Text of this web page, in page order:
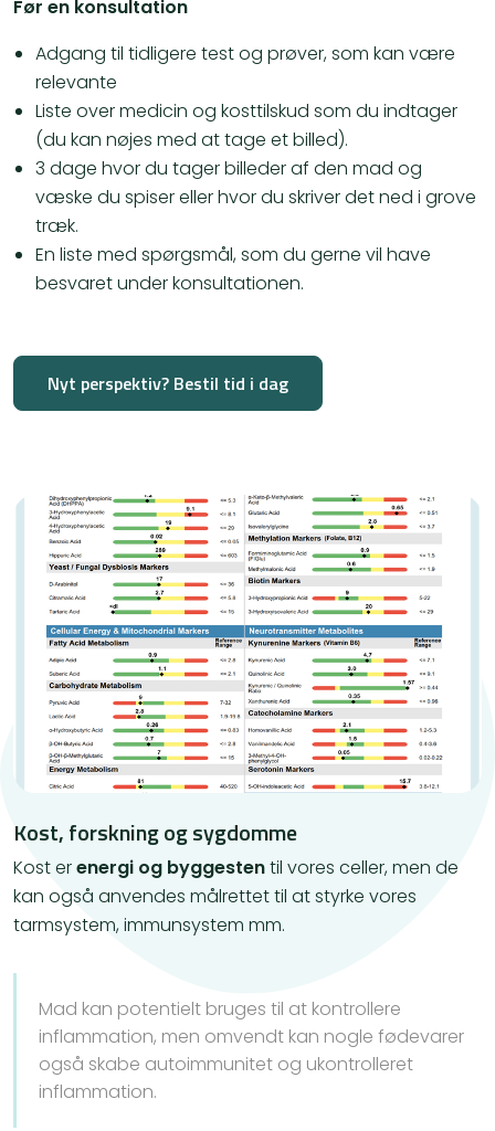
Før en konsultation
Adgang til tidligere test og prøver, som kan være
relevante
Liste over medicin og kosttilskud som du indtager
(du kan nøjes med at tage et billed).
3 dage hvor du tager billeder af den mad og
væske du spiser eller hvor du skriver det ned i grove
træk.
En liste med spørgsmål, som du gerne vil have
besvaret under konsultationen.
Nyt perspektiv? Bestil tid i dag
Kost, forskning og sygdomme
​Kost erenergi og byggestentil vores celler, men de
kan også anvendes målrettet til at styrke vores
tarmsystem, immunsystem mm.
Mad kan potentielt bruges til at kontrollere
inflammation, men omvendt kan nogle fødevarer
også skabe autoimmunitet og ukontrolleret
inflammation.